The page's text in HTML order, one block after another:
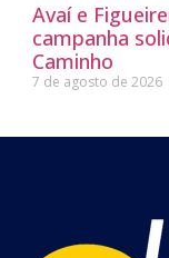
Avaí e
campanha
Caminho
7 de agosto de 2026